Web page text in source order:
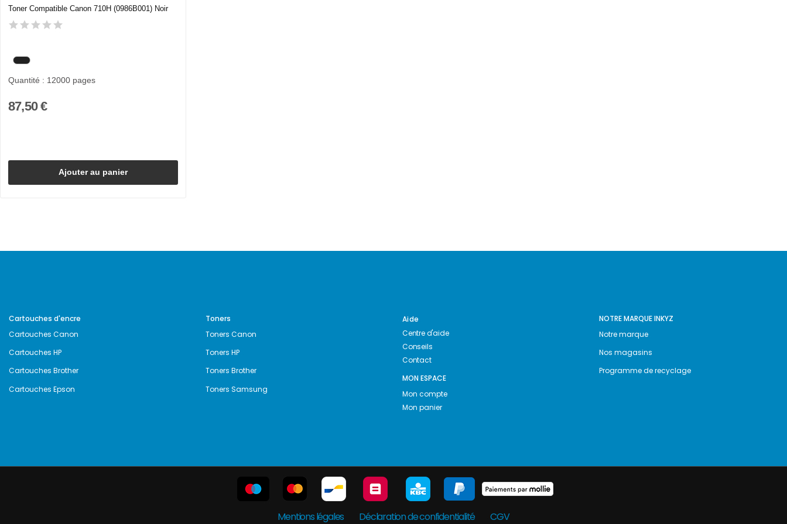
Toner Compatible Canon 710H (0986B001) Noir
Quantité : 12000 pages
87,50 €
Ajouter au panier
Cartouches d'encre
Cartouches Canon
Cartouches HP
Cartouches Brother
Cartouches Epson
Toners
Toners Canon
Toners HP
Toners Brother
Toners Samsung
Aide
Centre d'aide
Conseils
Contact
MON ESPACE
Mon compte
Mon panier
NOTRE MARQUE INKYZ
Notre marque
Nos magasins
Programme de recyclage
Mentions légales Déclaration de confidentialité CGV